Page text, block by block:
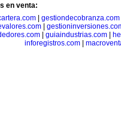
en venta:
| gestiondecobranza.com
|
guiaindustrias.com
inforegistros.com